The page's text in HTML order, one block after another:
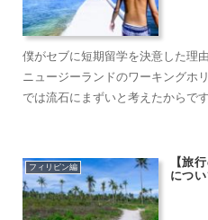
僕がセブに短期留学を決意した理
ニュージーランドのワーキングホ
では流石にまずいと考えたからで
ちゃくちゃ緊張し……
フィリピン編
【旅
につ